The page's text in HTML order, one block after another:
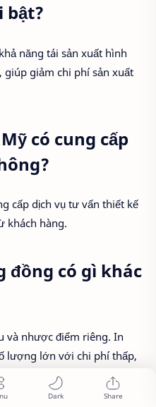
bật?
năng tái sản xuất hình
giúp giảm chi phí sản xuất
có cung cấp
cấp dịch vụ tư vấn thiết kế
khách hàng.
đồng có gì khác
và nhược điểm riêng. In
lượng lớn với chi phí thấp,
ít thời gian chuẩn bị hơn và
in chất lượng cao hơn.